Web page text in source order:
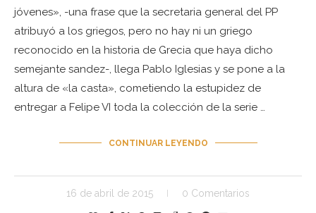
jóvenes», -una frase que la secretaria general del PP
atribuyó a los griegos, pero no hay ni un griego
reconocido en la historia de Grecia que haya dicho
semejante sandez-, llega Pablo Iglesias y se pone a la
altura de «la casta», cometiendo la estupidez de
entregar a Felipe VI toda la colección de la serie …
CONTINUAR LEYENDO
16 de abril de 2015 0 Comentarios